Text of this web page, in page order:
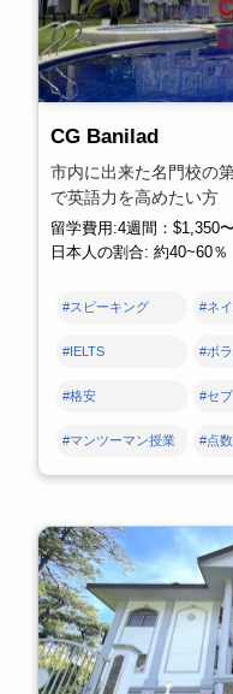
CG Banilad
市内に出来た名門校の
で英語力を高めたい方
留学費用:4週間：$1,350
日本人の割合: 約40~60％
#スピーキング #ネ
#IELTS #ボ
#格安 #セブ
#マンツーマン授業 #点